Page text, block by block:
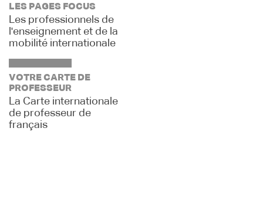
LES PAGES FOCUS
Les professionnels de
l'enseignement et de la
mobilité internationale
VOTRE CARTE DE
PROFESSEUR
La Carte internationale
de professeur de
français